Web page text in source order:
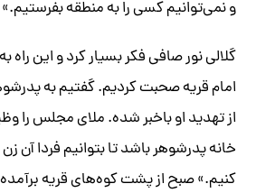
و نمی‌توانیم کسی را به منطقه بفرستیم.»
گلالی نور صافی فکر بسیار کرد و این
امام قریه صحبت کردیم. گفتیم به
از تهدید او باخبر شده. ملای مجلس را
خانه پدرشوهر باشد تا بتوانیم فردا آن
کنیم.» صبح از پشت کوه‌های قریه برآمده